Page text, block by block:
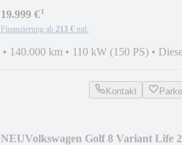
19.999 €¹
Finanzierung ab 213 € mtl.
• 140.000 km • 110 kW (150 PS) •
Kontakt
NEUVolkswagen Golf 8 Variant Life